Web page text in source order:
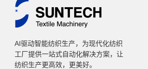
AI驱动智能纺织生产，为现代化纺织
工厂提供一站式自动化解决方案，让
纺织生产更高效，更美好。